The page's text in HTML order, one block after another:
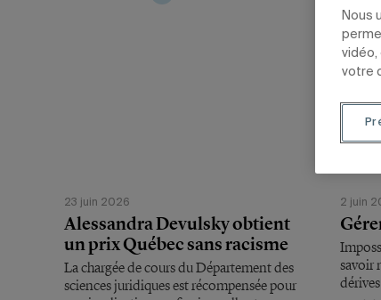
23 juin 2026
Alessandra Devulsky obtient
un prix Québec sans racisme
La chargée de cours du Département des
sciences juridiques est récompensée pour
2 juin
savoir
Nous
vidéo,
votre